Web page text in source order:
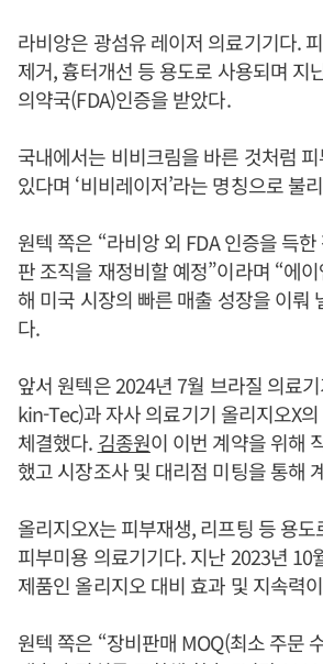
라비앙은 광섬유 레이저 의료기기다.
제거, 흉터개선 등 용도로 사용되며 지
의약국(FDA)인증을 받았다.
국내에서는 비비크림을 바른 것처럼
있다며 ‘비비레이저’라는 명칭으로 불
원텍 쪽은 “라비앙 외 FDA 인증을 득
판 조직을 재정비할 예정”이라며 “에
해 미국 시장의 빠른 매출 성장을 이뤄
다.
앞서 원텍은 2024년 7월 브라질 의료
kin-Tec)과 자사 의료기기 올리지오X
체결했다. 김종원이 이번 계약을 위해
했고 시장조사 및 대리점 미팅을 통해
올리지오X는 피부재생, 리프팅 등 용
피부미용 의료기기다. 지난 2023년 10
제품인 올리지오 대비 효과 및 지속력
원텍 쪽은 “장비판매 MOQ(최소 주문